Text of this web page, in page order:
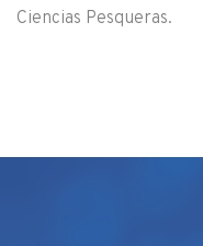
Ciencias Pesqueras.